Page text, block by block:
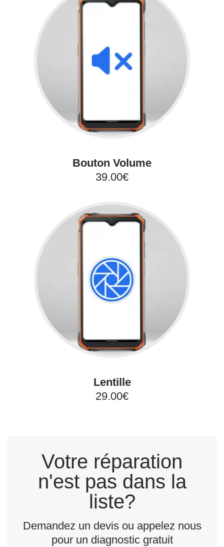
Bouton Volume
39.00€
Lentille
29.00€
Votre réparation
n'est pas dans la
liste?
Demandez un devis ou appelez nous
pour un diagnostic gratuit